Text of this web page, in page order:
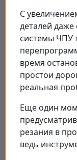
С
деталей
системы ЧПУ
время
простои
реальная
Еще один
резания в
ведь